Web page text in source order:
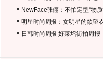
NewFace张俪：不怕定型“物质
明星时尚周报：女明星的欲望
日韩时尚周报 好莱坞街拍周报